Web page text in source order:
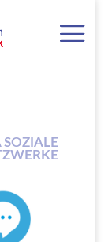
SOZIALE